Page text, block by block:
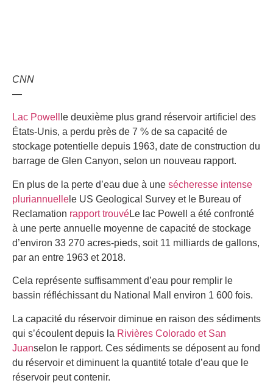
CNN
—
Lac Powell
le deuxième plus grand réservoir artificiel des
États-Unis, a perdu près de 7 % de sa capacité de
stockage potentielle depuis 1963, date de construction du
barrage de Glen Canyon, selon un nouveau rapport.
En plus de la perte d’eau due à une sécheresse intense
pluriannuelle le US Geological Survey et le Bureau of
Reclamation rapport trouvéLe lac Powell a été confronté
à une perte annuelle moyenne de capacité de stockage
d’environ 33 270 acres-pieds, soit 11 milliards de gallons,
par an entre 1963 et 2018.
Cela représente suffisamment d’eau pour remplir le
bassin réfléchissant du National Mall environ 1 600 fois.
La capacité du réservoir diminue en raison des sédiments
qui s’écoulent depuis la Rivières Colorado et San
Juanselon le rapport. Ces sédiments se déposent au fond
du réservoir et diminuent la quantité totale d’eau que le
réservoir peut contenir.